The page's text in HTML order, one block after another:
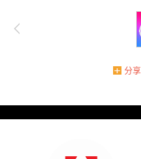
分享